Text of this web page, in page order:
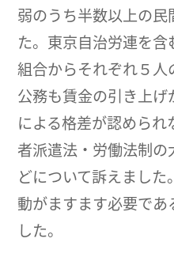
弱のうち半数以上の
た。東京自治労連を
組合からそれぞれ５
公務も賃金の引き上
による格差が認めら
者派遣法・労働法制
どについて訴えまし
動がますます必要で
した。